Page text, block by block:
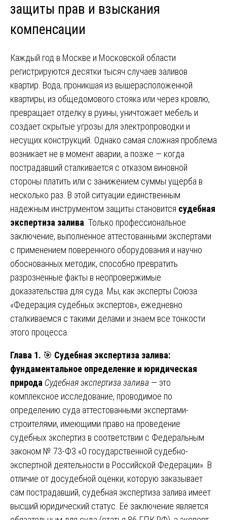
защиты прав и взыскания
компенсации
Каждый год в Москве и Московской области
регистрируются десятки тысяч случаев заливов
квартир. Вода, проникшая из вышерасположенной
квартиры, из общедомового стояка или через кровлю,
превращает отделку в руины, уничтожает мебель и
создает скрытые угрозы для электропроводки и
несущих конструкций. Однако самая сложная проблема
возникает не в момент аварии, а позже — когда
пострадавший сталкивается с отказом виновной
стороны платить или с занижением суммы ущерба в
несколько раз. В этой ситуации единственным
надежным инструментом защиты становится судебная
экспертиза залива. Только профессиональное
заключение, выполненное аттестованными экспертами
с применением поверенного оборудования и научно
обоснованных методик, способно превратить
разрозненные факты в неопровержимые
доказательства для суда. Мы, как эксперты Союза
«Федерация судебных экспертов», ежедневно
сталкиваемся с такими делами и знаем все тонкости
этого процесса.
Глава 1. 🎯 Судебная экспертиза залива:
фундаментальное определение и юридическая
природа Судебная экспертиза залива — это
комплексное исследование, проводимое по
определению суда аттестованными экспертами-
строителями, имеющими право на проведение
судебных экспертиз в соответствии с Федеральным
законом № 73-ФЗ «О государственной судебно-
экспертной деятельности в Российской Федерации». В
отличие от досудебной оценки, которую заказывает
сам пострадавший, судебная экспертиза залива имеет
высший юридический статус. Её заключение является